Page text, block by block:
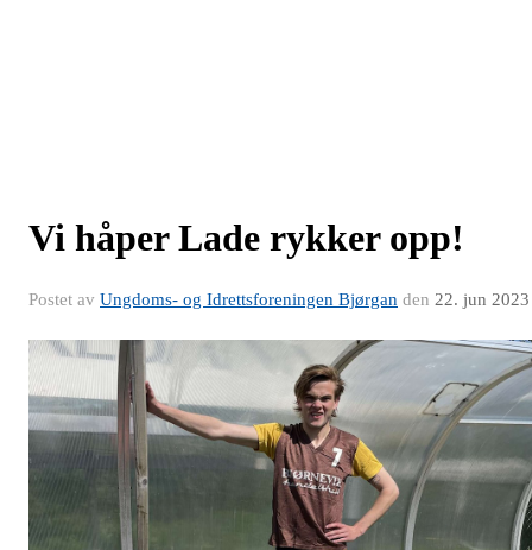
Vi håper Lade rykker opp!
Postet av Ungdoms- og Idrettsforeningen Bjørgan den 22. jun 2023